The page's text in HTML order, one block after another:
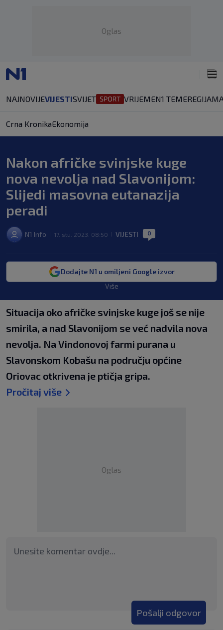
Oglas
NAJNOVIJEVIJESTISVIJET VRIJEMEN1 TEMEREGIJA
Crna KronikaEkonomija
Nakon afričke svinjske kuge
nova nevolja nad Slavonijom:
Slijedi masovna eutanazija
peradi
N1 Info 17. stu. 2023. 08:50 VIJESTI 0
Dodajte N1 u omiljeni Google izvor
Više
Situacija oko afričke svinjske kuge još se nije
smirila, a nad Slavonijom se već nadvila nova
nevolja. Na Vindonovoj farmi purana u
Slavonskom Kobašu na području općine
Oriovac otkrivena je ptičja gripa.
Pročitaj više
Oglas
Pošalji odgovor